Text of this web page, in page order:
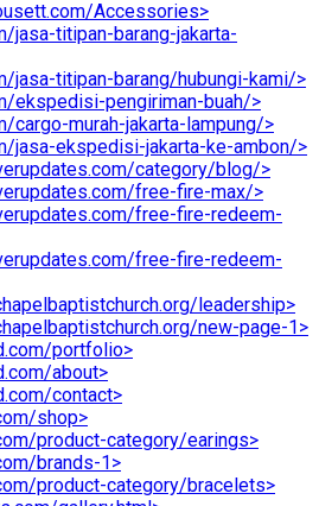
Accessories>
jasa-titipan-barang-jakarta-
jasa-titipan-barang/hubungi-kami/>
ekspedisi-pengiriman-buah/>
cargo-murah-jakarta-lampung/>
jasa-ekspedisi-jakarta-ke-ambon/>
category/blog/>
free-fire-max/>
free-fire-redeem-
free-fire-redeem-
leadership>
new-page-1>
portfolio>
about>
contact>
shop>
product-category/earings>
brands-1>
product-category/bracelets>